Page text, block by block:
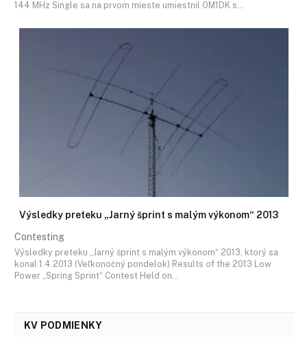
144 MHz Single sa na prvom mieste umiestnil OM1DK s…
Výsledky preteku „Jarný šprint s malým výkonom“ 2013
Contesting
Výsledky preteku „Jarný šprint s malým výkonom“ 2013, ktorý sa
konal 1.4.2013 (Veľkonočný pondelok) Results of the 2013 Low
Power „Spring Sprint“ Contest Held on…
KV PODMIENKY